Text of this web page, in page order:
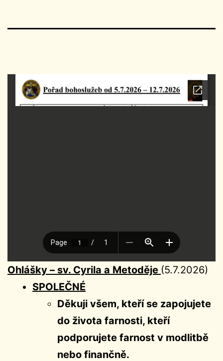
Ohlášky – sv. Cyrila a Metoděje (5.7.2026)
SPOLEČNÉ
Děkuji všem, kteří se zapojujete
do života farnosti, kteří
podporujete farnost v modlitbě
nebo finančně.